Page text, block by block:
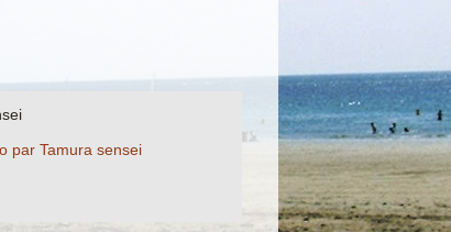
par Tamura sensei